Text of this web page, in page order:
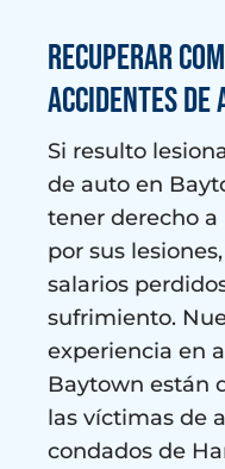
Recuperar
accidentes de
Si resulto
de auto en
tener derecho
por sus
salarios
sufrimiento.
experiencia en
Baytown están
las víctimas de
condados de